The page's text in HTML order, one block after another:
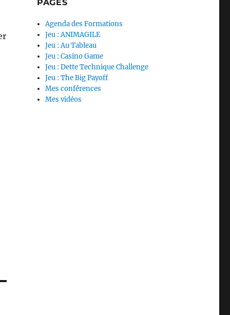
PAGES
Agenda des Formations
Jeu : ANIMAGILE
Jeu : Au Tableau
Jeu : Casino Game
Jeu : Dette Technique Challenge
Jeu : The Big Payoff
Mes conférences
Mes vidéos